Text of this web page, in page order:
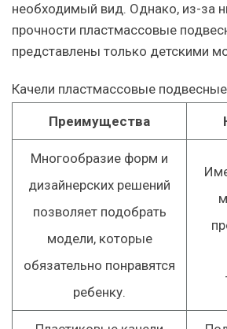
необходимый вид. Однако, из-за
прочности пластмассовые
представлены только детскими
Качели пластмассовые подвесные
Преимущества
Многообразие форм и
дизайнерских решений
позволяет подобрать
модели, которые
обязательно понравятся
ребенку.